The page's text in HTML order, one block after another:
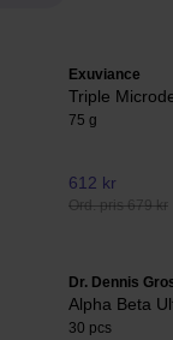
Exuviance
Triple
75 g
612 kr
Ord. pris 679 kr
Dr. Dennis
Alpha Beta
30 pcs